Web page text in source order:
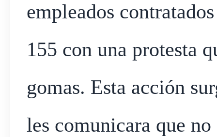
empleados
155 con una protesta
gomas. Esta acción
les comunicara que